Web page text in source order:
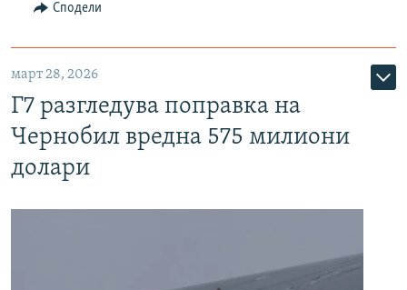
Сподели
март 28, 2026
Г7 разгледува поправка на
Чернобил вредна 575 милиони
долари